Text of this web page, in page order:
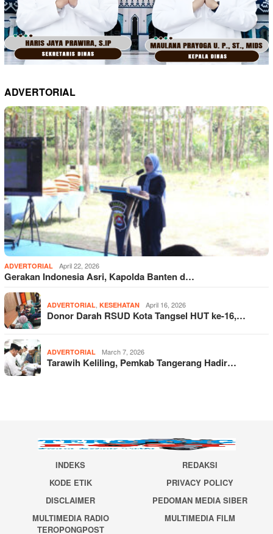
ADVERTORIAL
ADVERTORIAL April 22, 2026
Gerakan Indonesia Asri, Kapolda Banten d…
ADVERTORIAL KESEHATAN April 16, 2026
Donor Darah RSUD Kota Tangsel HUT ke-16,…
ADVERTORIAL March 7, 2026
Tarawih Keliling, Pemkab Tangerang Hadir…
INDEKS
REDAKSI
KODE ETIK
PRIVACY POLICY
DISCLAIMER
PEDOMAN MEDIA SIBER
MULTIMEDIA RADIO
TEROPONGPOST
MULTIMEDIA FILM